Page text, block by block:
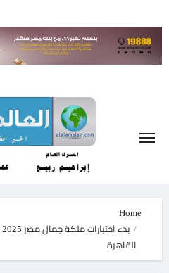
to
content
Home
القاهرة